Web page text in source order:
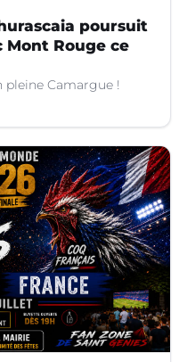
poursuit
Mont Rouge ce
pleine Camargue !